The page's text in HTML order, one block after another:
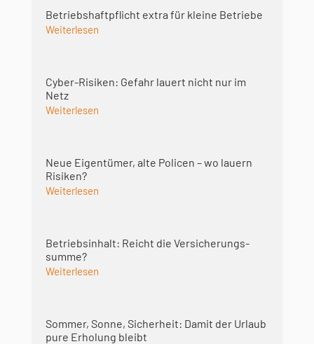
Betriebshaft­pflicht extra für kleine Betriebe
Weiterlesen
Cyber-Risiken: Gefahr lauert nicht nur im
Netz
Weiterlesen
Neue Eigentümer, alte Policen – wo lauern
Risiken?
Weiterlesen
Betriebsinhalt: Reicht die Versicherungs­
summe?
Weiterlesen
Sommer, Sonne, Sicherheit: Damit der Urlaub
pure Erholung bleibt